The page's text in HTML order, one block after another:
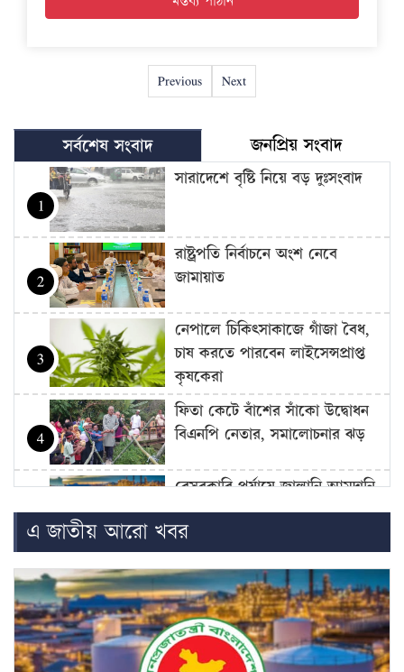
Previous Next
সর্বশেষ সংবাদ জনপ্রিয় সংবাদ
1
সারাদেশে বৃষ্টি নিয়ে বড় দুঃসংবাদ
2
রাষ্ট্রপতি নির্বাচনে অংশ নেবে
জামায়াত
3
নেপালে চিকিৎসাকাজে গাঁজা বৈধ,
চাষ করতে পারবেন লাইসেন্সপ্রাপ্ত
কৃষকেরা
4
ফিতা কেটে বাঁশের সাঁকো উদ্বোধন
বিএনপি নেতার, সমালোচনার ঝড়
5
বেসরকারি পর্যায়ে জ্বালানি আমদানি
নিয়ে এখনো চূড়ান্ত সিদ্ধান্ত হয়নি:
জ্বালানি…
6
উদ্বোধনের আগেই জুলাই জাদুঘর
থেকে বহু কিছু সরিয়েছে বিএনপি,
অভিযোগ…
বাজার সিন্ডিকেট-মজুদদারির বিরুদ্ধে
এ জাতীয় আরো খবর